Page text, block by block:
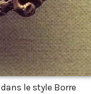
le style Borre